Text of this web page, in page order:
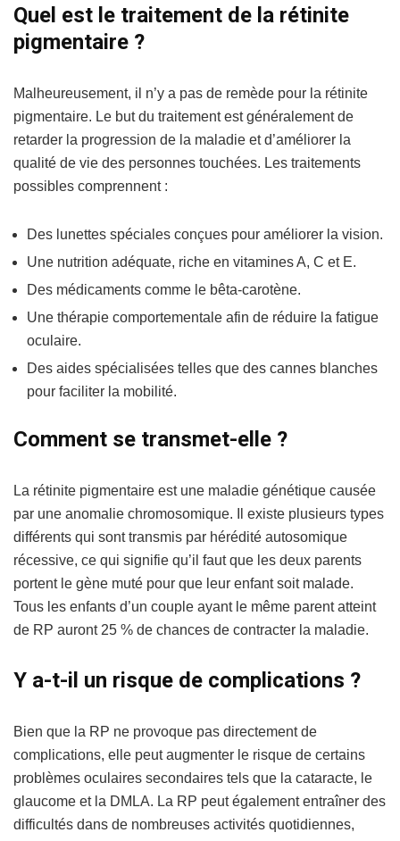
Quel est le traitement de la rétinite
pigmentaire ?
Malheureusement, il n’y a pas de remède pour la rétinite
pigmentaire. Le but du traitement est généralement de
retarder la progression de la maladie et d’améliorer la
qualité de vie des personnes touchées. Les traitements
possibles comprennent :
Des lunettes spéciales conçues pour améliorer la vision.
Une nutrition adéquate, riche en vitamines A, C et E.
Des médicaments comme le bêta-carotène.
Une thérapie comportementale afin de réduire la fatigue
oculaire.
Des aides spécialisées telles que des cannes blanches
pour faciliter la mobilité.
Comment se transmet-elle ?
La rétinite pigmentaire est une maladie génétique causée
par une anomalie chromosomique. Il existe plusieurs types
différents qui sont transmis par hérédité autosomique
récessive, ce qui signifie qu’il faut que les deux parents
portent le gène muté pour que leur enfant soit malade.
Tous les enfants d’un couple ayant le même parent atteint
de RP auront 25 % de chances de contracter la maladie.
Y a-t-il un risque de complications ?
Bien que la RP ne provoque pas directement de
complications, elle peut augmenter le risque de certains
problèmes oculaires secondaires tels que la cataracte, le
glaucome et la DMLA. La RP peut également entraîner des
difficultés dans de nombreuses activités quotidiennes,